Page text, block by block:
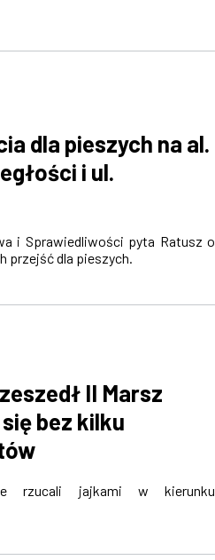
dla pieszych na al.
i ul.
i Sprawiedliwości pyta Ratusz o
przejść dla pieszych.
II Marsz
bez kilku
rzucali jajkami w kierunku